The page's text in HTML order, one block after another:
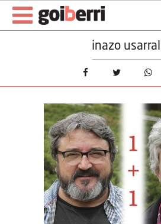
inazo